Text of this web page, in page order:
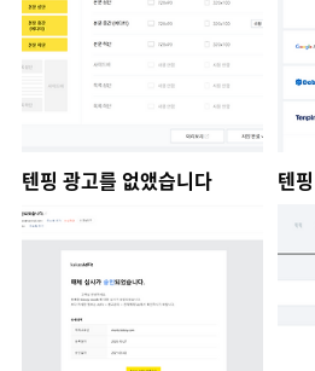
텐핑 광고를 없앴습니다 텐